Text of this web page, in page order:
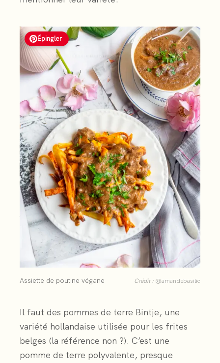
Épingler
Assiette de poutine végane Crédit : @amandebasilic
Il faut des pommes de terre Bintje, une
variété hollandaise utilisée pour les frites
belges (la référence non ?). C’est une
pomme de terre polyvalente, presque